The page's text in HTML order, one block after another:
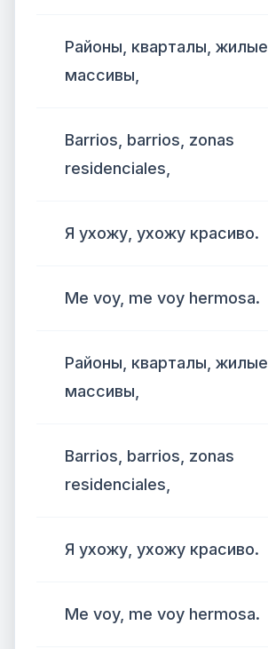
Районы, кварталы, жилые
массивы,
Barrios, barrios, zonas
residenciales,
Я ухожу, ухожу красиво.
Me voy, me voy hermosa.
Районы, кварталы, жилые
массивы,
Barrios, barrios, zonas
residenciales,
Я ухожу, ухожу красиво.
Me voy, me voy hermosa.